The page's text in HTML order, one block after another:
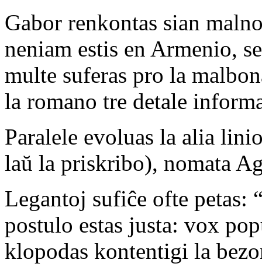
Gabor renkontas sian
neniam estis en Armenio,
multe suferas pro la
la romano tre detale
Paralele evoluas la alia
laŭ la priskribo), nomata
Legantoj sufiĉe ofte petas:
postulo estas justa: vox
klopodas kontentigi la